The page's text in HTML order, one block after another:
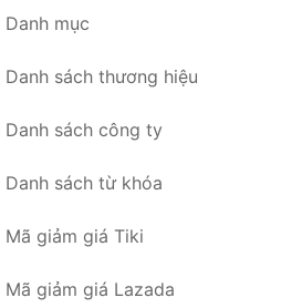
Danh mục
Danh sách thương hiệu
Danh sách công ty
Danh sách từ khóa
Mã giảm giá Tiki
Mã giảm giá Lazada